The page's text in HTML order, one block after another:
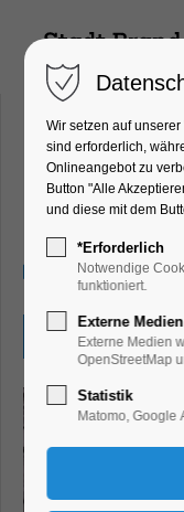
"Auftakt
Ausstellung,
31.01.2026,
Eintritt frei
Wir setzen auf
sind erforderlich,
Onlineangebot zu
Button "Alle
und diese mit dem
*Erforderlich
Notwendige
funktioniert.
Externe Medien
Externe Medien
OpenStreetMap
Statistik
Matomo, Google